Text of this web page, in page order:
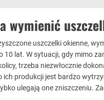
wymienić
uszczelki okienne,
10 lat. W sytuacji, gdy mimo
trzeba niezwłocznie
produkcji jest bardzo
ulegają one zniszczeniu.